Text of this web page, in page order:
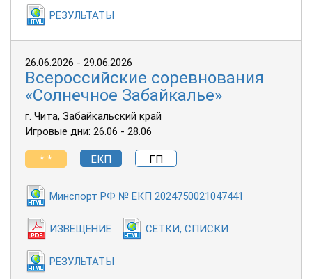
РЕЗУЛЬТАТЫ
26.06.2026 - 29.06.2026
Всероссийские соревнования
«Солнечное Забайкалье»
г. Чита, Забайкальский край
Игровые дни: 26.06 - 28.06
* * ЕКП ГП
Минспорт РФ № ЕКП 2024750021047441
ИЗВЕЩЕНИЕ СЕТКИ, СПИСКИ
РЕЗУЛЬТАТЫ